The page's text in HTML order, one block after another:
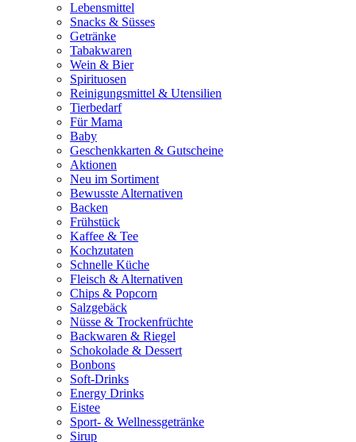
Lebensmittel
Snacks & Süsses
Getränke
Tabakwaren
Wein & Bier
Spirituosen
Reinigungsmittel & Utensilien
Tierbedarf
Für Mama
Baby
Geschenkkarten & Gutscheine
Aktionen
Neu im Sortiment
Bewusste Alternativen
Backen
Frühstück
Kaffee & Tee
Kochzutaten
Schnelle Küche
Fleisch & Alternativen
Chips & Popcorn
Salzgebäck
Nüsse & Trockenfrüchte
Backwaren & Riegel
Schokolade & Dessert
Bonbons
Soft-Drinks
Energy Drinks
Eistee
Sport- & Wellnessgetränke
Sirup